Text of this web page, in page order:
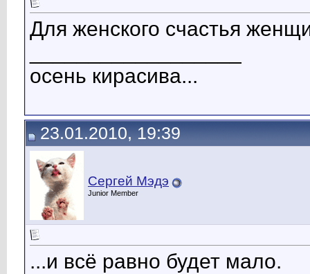
Для женского счастья
осень кирасива...
23.01.2010, 19:39
Сергей Мэдэ
Junior Member
...и всё равно будет мало.